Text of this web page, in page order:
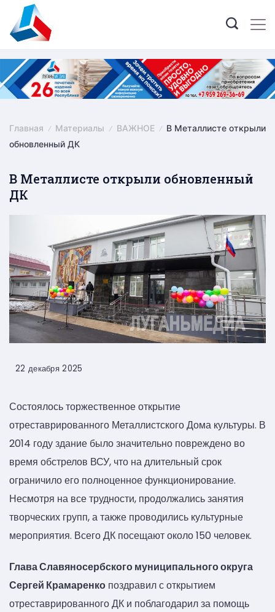
content
Главная Материалы ВАЖНОЕ
В Металлисте открыли
обновленный ДК
В Металлисте открыли обновленный
ДК
22 декабря 2025
Состоялось торжественное открытие
отреставрированного Металлистского Дома культуры. В
2014 году здание было значительно повреждено во
время обстрелов ВСУ, что на длительный срок
ограничило его полноценное функционирование.
Несмотря на все трудности, продолжались занятия
творческих групп, а также проводились культурные
мероприятия. Всего ДК посещают около 150 человек.
Глава Славяносербского муниципального округа
Сергей Крамаренко поздравил с открытием
отреставрированного ДК и поблагодарил за помощь